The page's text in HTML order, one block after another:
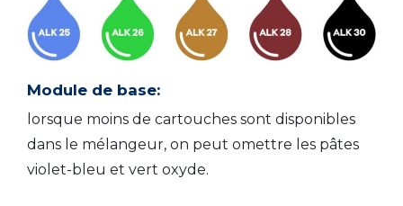
Module de base:
lorsque moins de cartouches sont disponibles
dans le mélangeur, on peut omettre les pâtes
violet-bleu et vert oxyde.